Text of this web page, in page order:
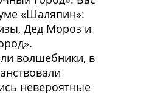
«Шаляпин»:
Дед Мороз и
волшебники, в
невероятные